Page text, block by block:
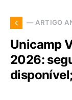
— ARTIGO
Unicamp
2026: